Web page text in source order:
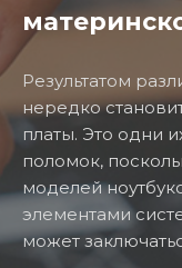
Результатом
нередко
платы. Это одни
поломок,
моделей
элементами
может